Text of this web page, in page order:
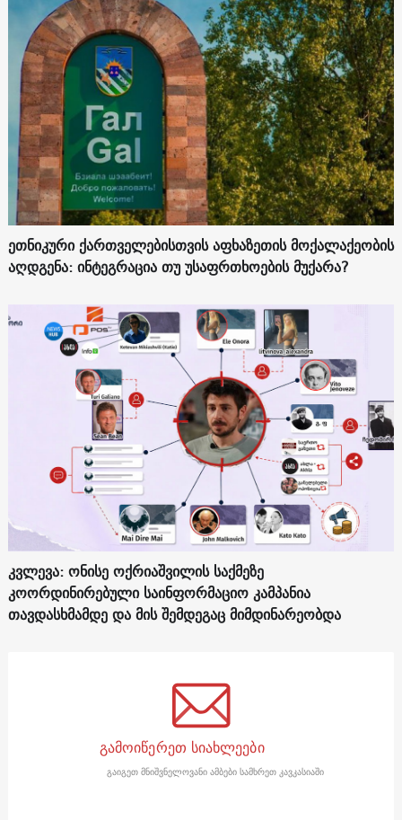
ეთნიკური ქართველებისთვის აფხაზეთის მოქალაქეობის
აღდგენა: ინტეგრაცია თუ უსაფრთხოების მუქარა?
კვლევა: ონისე ოქრიაშვილის საქმეზე
კოორდინირებული საინფორმაციო კამპანია
თავდასხმამდე და მის შემდეგაც მიმდინარეობდა
გამოიწერეთ სიახლეები
გაიგეთ მნიშვნელოვანი ამბები სამხრეთ კავკასიაში